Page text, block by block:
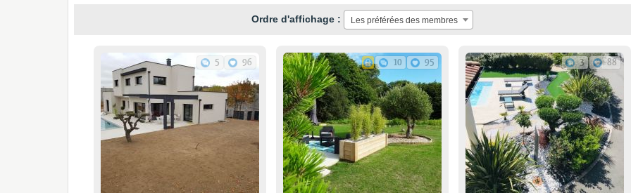
Ordre d'affichage : Les préférées des membres
5 96 10 95 3 88